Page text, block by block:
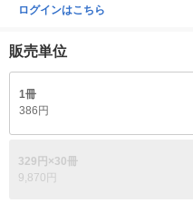
ログインはこちら
販売単位
1冊
386円
329円×30冊
9,870円